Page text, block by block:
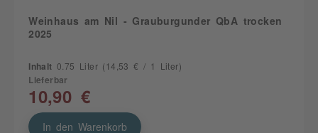
Weinhaus am Nil - Grauburgunder QbA trocken
2025
Inhalt 0.75 Liter (14,53 € / 1 Liter)
Lieferbar
10,90 €
In den Warenkorb